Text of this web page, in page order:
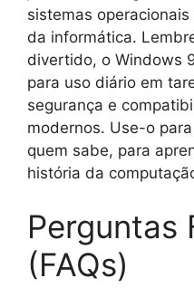
sistemas
da informática.
divertido, o Windows
para uso diário em
segurança e
modernos. Use-o
quem sabe, para
história da
Perguntas
(FAQs)